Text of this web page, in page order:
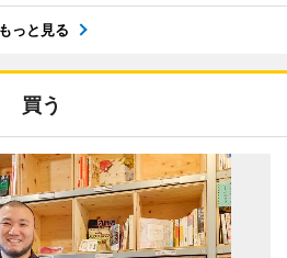
もっと見る
買う